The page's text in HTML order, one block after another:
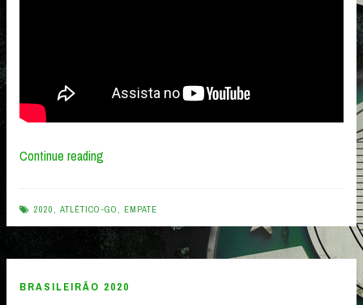
Continue reading
x
1
Atlético-
GO
2020 , ATLÉTICO-GO , EMPATE
BRASILEIRÃO 2020